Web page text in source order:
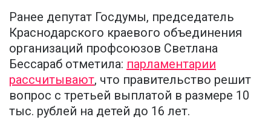
Ранее депутат Госдумы, председатель
Краснодарского краевого объединения
организаций профсоюзов Светлана
Бессараб отметила: парламентарии
рассчитывают, что правительство решит
вопрос с третьей выплатой в размере 10
тыс. рублей на детей до 16 лет.